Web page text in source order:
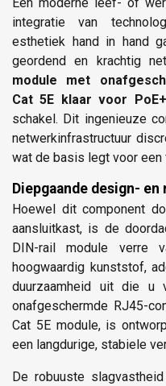
integratie van
esthetiek hand in hand
geordend en krachtig
module met
Cat 5E klaar voor
schakel. Dit ingenieuze
netwerkinfrastructuur
wat de basis legt voor
Diepgaande design-
Hoewel dit component
aansluitkast, is de
DIN-rail module verre
hoogwaardig kunststof,
duurzaamheid uit die u
onafgeschermde RJ45-
Cat 5E module, is
een langdurige, stabiele
De robuuste